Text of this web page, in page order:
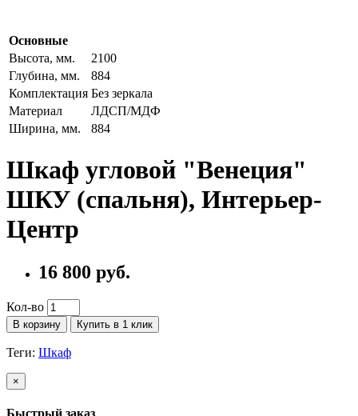
Основные
Высота, мм.
2100
Глубина, мм.
884
Комплектация Без зеркала
Материал
ЛДСП/МДФ
Ширина, мм.
884
Шкаф угловой "Венеция"
ШКУ (спальня), Интерьер-
Центр
16 800 руб.
Кол-во
В корзину Купить в 1 клик
Теги: Шкаф
×
Быстрый заказ